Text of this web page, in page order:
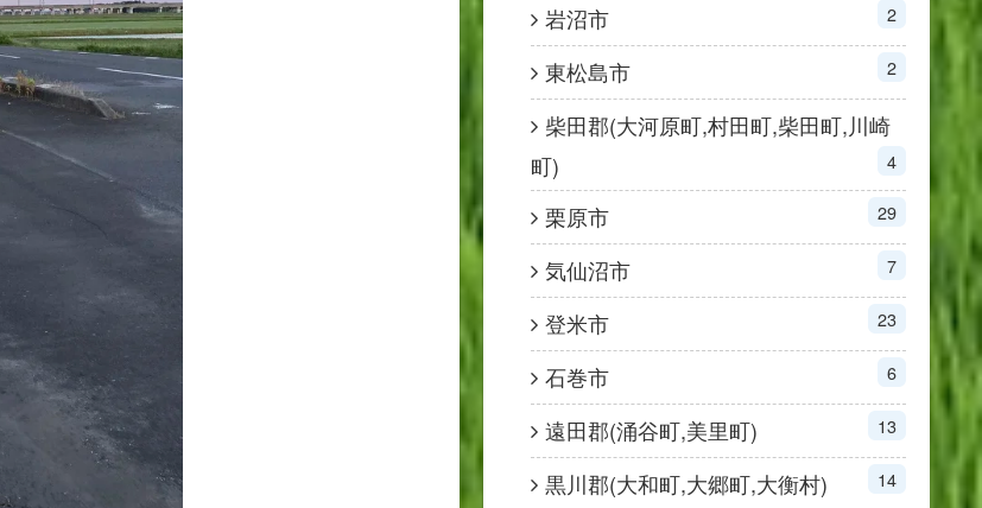
岩沼市 2
東松島市 2
柴田郡(大河原町,村田町,柴田町,川崎
町)
4
栗原市 29
気仙沼市 7
登米市 23
石巻市 6
遠田郡(涌谷町,美里町) 13
黒川郡(大和町,大郷町,大衡村) 14